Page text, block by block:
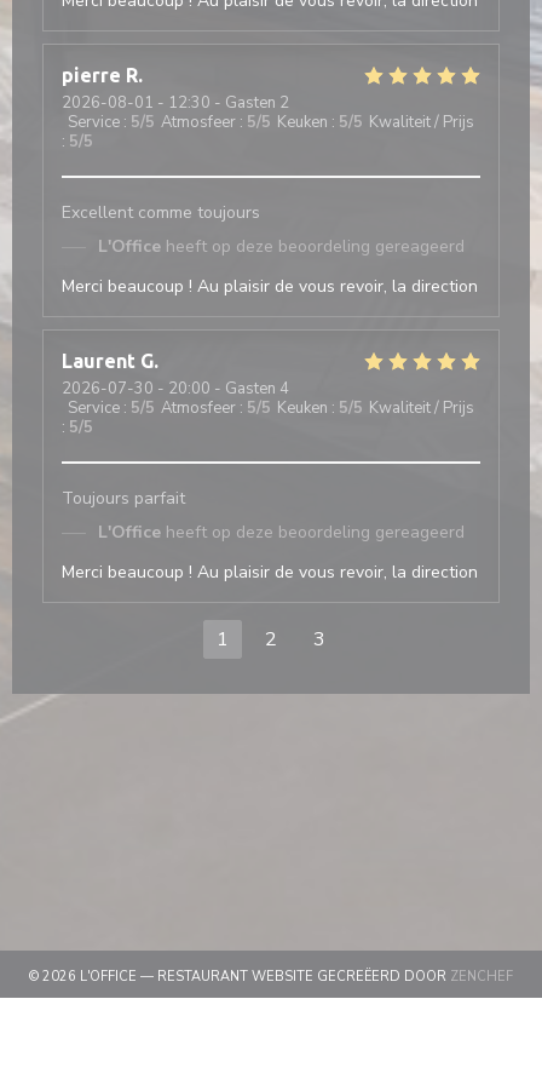
pierre R
2026-08-01 - 12:30 - Gasten 2
Service : 5/5 Atmosfeer : 5/5 Keuken : 5/5 Kwaliteit / Prijs
: 5/5
Excellent comme toujours
L'Office heeft op deze beoordeling gereageerd
Merci beaucoup ! Au plaisir de vous revoir, la direction
Laurent G
2026-07-30 - 20:00 - Gasten 4
Service : 5/5 Atmosfeer : 5/5 Keuken : 5/5 Kwaliteit / Prijs
: 5/5
Toujours parfait
L'Office heeft op deze beoordeling gereageerd
Merci beaucoup ! Au plaisir de vous revoir, la direction
1 2 3
© 2026 L'OFFICE — RESTAURANT WEBSITE GECREËERD DOOR ZENCHEF